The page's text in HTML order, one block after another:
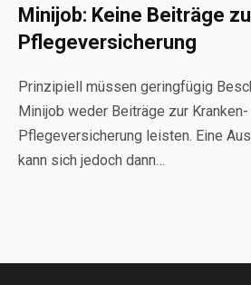
Minijob: Keine Beiträge
Pflegeversicherung
Prinzipiell müssen geringfügig
Minijob weder Beiträge zur
Pflegeversicherung leisten. Eine
kann sich jedoch dann…